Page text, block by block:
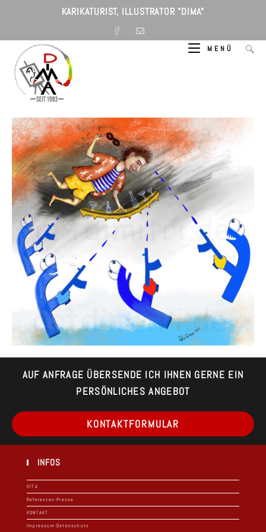
KARIKATURIST, ILLUSTRATOR "DIMA"
MENÜ
AUF ANFRAGE ÜBERSENDE ICH IHNEN GERNE EIN
PERSÖNLICHES ANGEBOT
KONTAKTFORMULAR
in
INFOS
VITA
Referenzen-Presse
KONTAKT
Impressum-Datenschutz